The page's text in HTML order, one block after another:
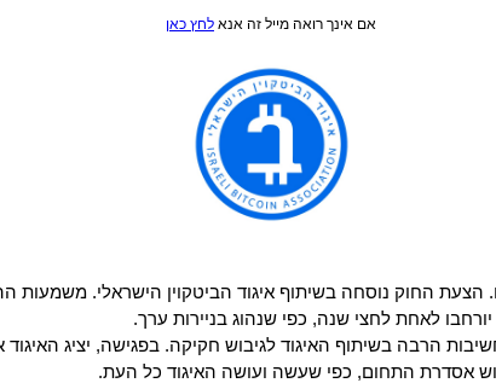
אם אינך רואה מייל זה אנא לחץ כאן
לאחת לחצי שנה, כפי שנהוג בניירות ערך.
אסדרת התחום, כפי שעשה ועושה האיגוד כל העת.